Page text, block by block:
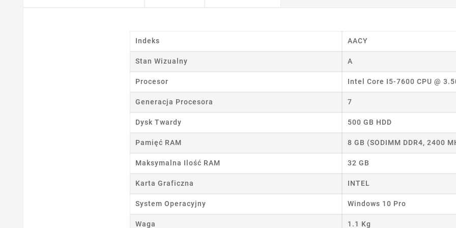
Indeks AACY
Stan Wizualny A
Procesor Intel Core I5-7600 CPU @
Generacja Procesora 7
Dysk Twardy 500 GB HDD
Pamięć RAM 8 GB (SODIMM DDR4, 2400
Maksymalna Ilość RAM 32 GB
Karta Graficzna INTEL
System Operacyjny Windows 10 Pro
Waga 1.1 Kg
Utwórz listę życzeń